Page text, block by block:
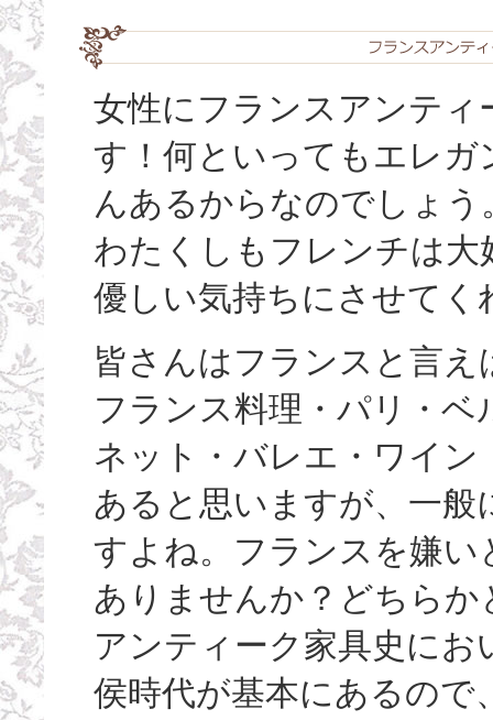
女性にフランスアンテ
す！何といってもエレ
んあるからなのでしょう
わたくしもフレンチは
優しい気持ちにさせて
皆さんはフランスと言
フランス料理・パリ・
ネット・バレエ・ワイ
あると思いますが、一
すよね。フランスを嫌
ありませんか？どちら
アンティーク家具史に
侯時代が基本にあるので